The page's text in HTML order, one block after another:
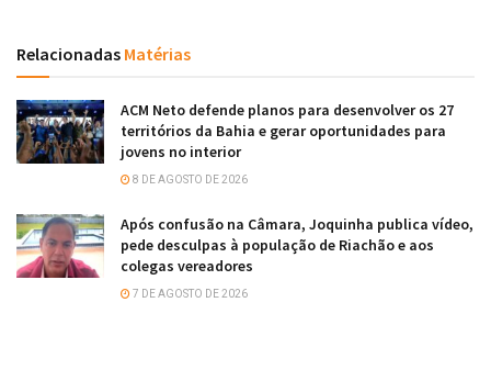
Relacionadas Matérias
ACM Neto defende planos para desenvolver os 27
territórios da Bahia e gerar oportunidades para
jovens no interior
8 DE AGOSTO DE 2026
Após confusão na Câmara, Joquinha publica vídeo,
pede desculpas à população de Riachão e aos
colegas vereadores
7 DE AGOSTO DE 2026